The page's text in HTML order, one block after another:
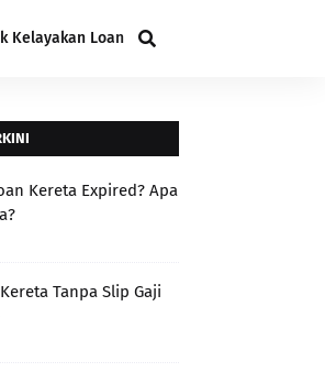
Kelayakan Loan
Kereta Expired? Apa
Tanpa Slip Gaji